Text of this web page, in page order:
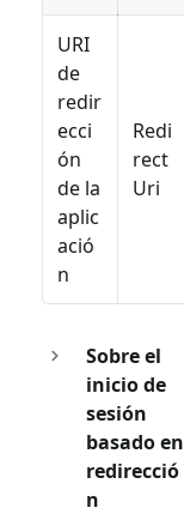
URI
de
redir
ecci
ón
de la
aplic
ació
n
Redi
rect
Uri
Sobre el
inicio de
sesión
basado en
redirecció
n